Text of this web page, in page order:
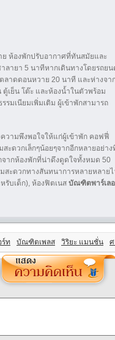
ย ห้องพักปรับอากาศที่ทันสมัย​​และ
ลายา 5 นาทีหากเดินทางโดยรถยน
าดดอนหวาย 20 นาที และห่างจา
เย็น โต๊ะ และห้องน้ำในตัวพร้อม
รมเนียมเพิ่มเติม ผู้เข้าพักสามารถ
ความพึงพอใจให้แก่ผู้เข้าพัก คอฟฟี่
ะดวกเล็กๆน้อยๆจากอีกหลายอย่าง
จากห้องพักที่น่าดึงดูดใจทั้งหมด 50
สะดวกทางสันทนาการหลายหลายไ
รับเด็ก), ห้องฟิตเนส บัณฑิตพาร์เล
ร์ท บัณฑิตเพลส วิริยะ แมนชั่น ศ